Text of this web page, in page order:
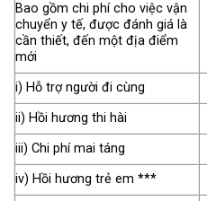
Bao gồm chi phí cho việc vận
chuyển y tế, được đánh giá là
cần thiết, đến một địa điểm
mới
i) Hỗ trợ người đi cùng
ii) Hồi hương thi hài
iii) Chi phí mai táng
iv) Hồi hương trẻ em ***